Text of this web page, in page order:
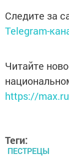
Следите за
Telegram-
Читайте
https://
Теги:
ПЕСТРЕЦЫ